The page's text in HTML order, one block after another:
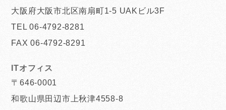
大阪府大阪市北区南扇町1-5 UAKビル3F
TEL 06-4792-8281
FAX 06-4792-8291
ITオフィス
〒646-0001
和歌山県田辺市上秋津4558-8